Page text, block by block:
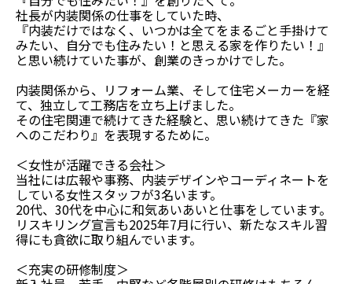
社長が内装関係の仕事をしていた時、
『内装だけではなく、いつかは全てをまるごと手掛けて
みたい、自分でも住みたい！と思える家を作りたい！』
と思い続けていた事が、創業のきっかけでした。
内装関係から、リフォーム業、そして住宅メーカーを経
て、独立して工務店を立ち上げました。
その住宅関連で続けてきた経験と、思い続けてきた『家
へのこだわり』を表現するために。
＜女性が活躍できる会社＞
当社には広報や事務、内装デザインやコーディネートを
している女性スタッフが3名います。
20代、30代を中心に和気あいあいと仕事をしています。
リスキリング宣言も2025年7月に行い、新たなスキル習
得にも貪欲に取り組んでいます。
＜充実の研修制度＞